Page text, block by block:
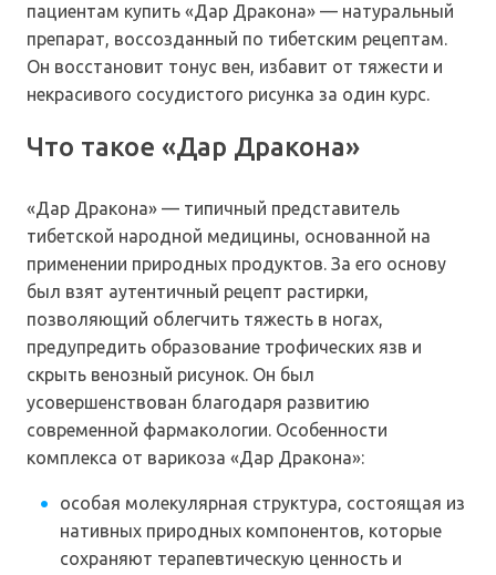
пациентам купить «Дар Дракона» — натуральный
препарат, воссозданный по тибетским рецептам.
Он восстановит тонус вен, избавит от тяжести и
некрасивого сосудистого рисунка за один курс.
Что такое «Дар Дракона»
«Дар Дракона» — типичный представитель
тибетской народной медицины, основанной на
применении природных продуктов. За его основу
был взят аутентичный рецепт растирки,
позволяющий облегчить тяжесть в ногах,
предупредить образование трофических язв и
скрыть венозный рисунок. Он был
усовершенствован благодаря развитию
современной фармакологии. Особенности
комплекса от варикоза «Дар Дракона»:
особая молекулярная структура, состоящая из
нативных природных компонентов, которые
сохраняют терапевтическую ценность и